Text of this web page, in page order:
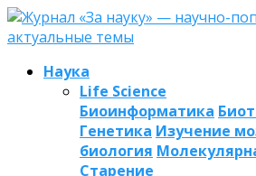
Наука
Life Science
Биоинформатика
Генетика Изучение
биология
Старение